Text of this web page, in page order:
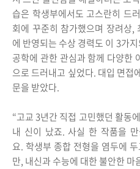
습은 학생부에서도 고스란히 드
회에 꾸준히 참가했으며 장려상,
에 반영되는 수상 경력도 이 3가
공학에 관한 관심과 함께 다양한
으로 드러내고 싶었다. 대입 면접
문을 받았다.
“고교 3년간 직접 고민했던 활동
내 신이 났죠. 사실 한 작품을
요. 학생부 종합 전형을 염두에
만, 내신과 수능에 대한 불안한 마